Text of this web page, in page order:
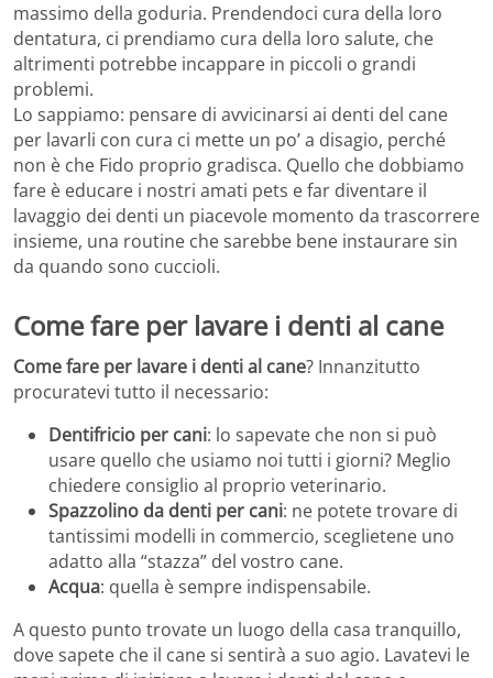
massimo della goduria. Prendendoci cura della loro
dentatura, ci prendiamo cura della loro salute, che
altrimenti potrebbe incappare in piccoli o grandi
problemi.
Lo sappiamo: pensare di avvicinarsi ai denti del cane
per lavarli con cura ci mette un po’ a disagio, perché
non è che Fido proprio gradisca. Quello che dobbiamo
fare è educare i nostri amati pets e far diventare il
lavaggio dei denti un piacevole momento da trascorrere
insieme, una routine che sarebbe bene instaurare sin
da quando sono cuccioli.
Come fare per lavare i denti al cane
Come fare per lavare i denti al cane? Innanzitutto
procuratevi tutto il necessario:
Dentifricio per cani: lo sapevate che non si può
usare quello che usiamo noi tutti i giorni? Meglio
chiedere consiglio al proprio veterinario.
Spazzolino da denti per cani: ne potete trovare di
tantissimi modelli in commercio, sceglietene uno
adatto alla “stazza” del vostro cane.
Acqua: quella è sempre indispensabile.
A questo punto trovate un luogo della casa tranquillo,
dove sapete che il cane si sentirà a suo agio. Lavatevi le